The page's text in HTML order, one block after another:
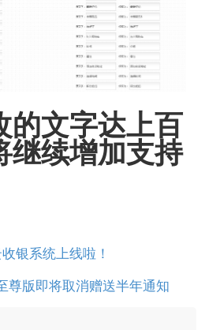
的文字达上百
继续增加支持
银系统上线啦！
尊版即将取消赠送半年通知